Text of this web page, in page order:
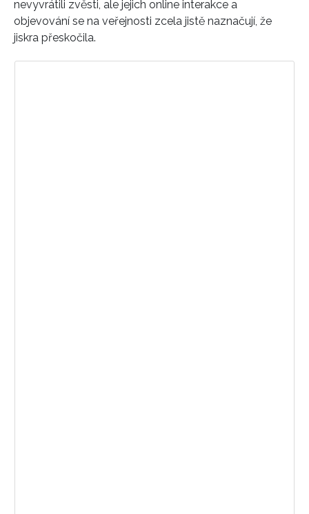
nevyvrátili zvěsti, ale jejich online interakce a
objevování se na veřejnosti zcela jistě naznačují, že
jiskra přeskočila.